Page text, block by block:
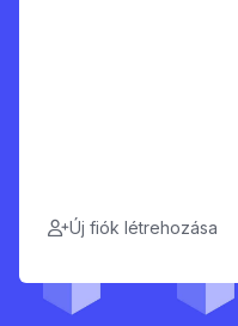
Új fiók létrehozása